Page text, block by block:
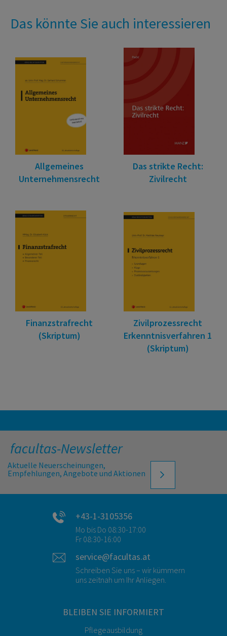
Das könnte Sie auch interessieren
Allgemeines
Unternehmensrecht
Das strikte Recht:
Zivilrecht
Finanzstrafrecht
(Skriptum)
Zivilprozessrecht
Erkenntnisverfahren 1
(Skriptum)
facultas-Newsletter
Aktuelle Neuerscheinungen,
Empfehlungen, Angebote und Aktionen
+43-1-3105356
Mo bis Do 08:30-17:00
Fr 08:30-16:00
service@facultas.at
Schreiben Sie uns – wir kümmern
uns zeitnah um Ihr Anliegen.
BLEIBEN SIE INFORMIERT
Pflegeausbildung